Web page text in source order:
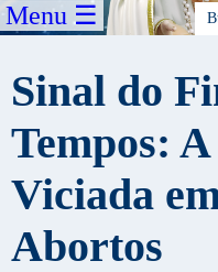
Menu ☰
Sinal do
Tempos:
Viciada
Abortos